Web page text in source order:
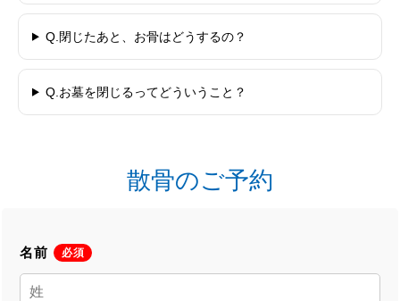
Q.閉じたあと、お骨はどうするの？
Q.お墓を閉じるってどういうこと？
散骨のご予約
名前 必須